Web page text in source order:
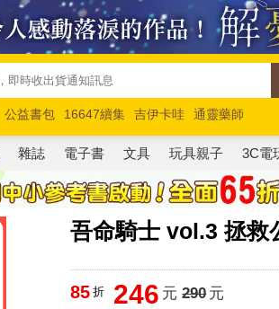
公益書包 16647續集 吉伊卡哇
通靈藥師
馬斯克 玩具總動員5 超慢跑
雜誌 電子書 文具 玩具親子 3C電
吾命騎士 vol.3 拯救
85 折 246 元 290元